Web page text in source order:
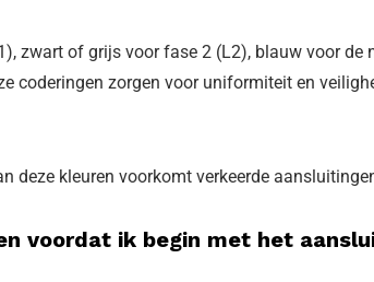
zwart of grijs voor fase 2 (L2), blauw voor de
coderingen zorgen voor uniformiteit en
deze kleuren voorkomt verkeerde
voordat ik begin met het